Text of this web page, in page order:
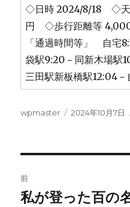
◇日時 2024/8/18 ◇
円 ◇歩行距離等
「通過時間等」 自宅
袋駅9:20－同新木場駅
三田駅新板橋駅12:04－
投
wpmaster
投
2024年10月7日
稿
前
前
私が登った百の